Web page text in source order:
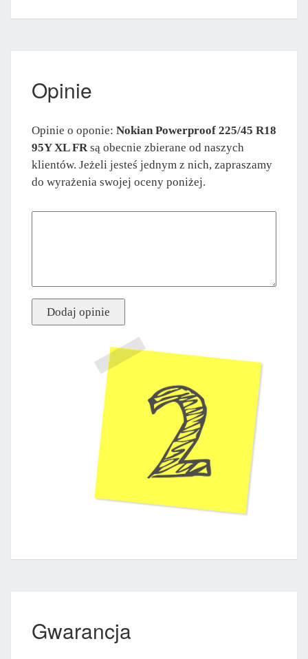
Opinie
Opinie o oponie: Nokian Powerproof 225/45 R18
95Y XL FR są obecnie zbierane od naszych
klientów. Jeżeli jesteś jednym z nich, zapraszamy
do wyrażenia swojej oceny poniżej.
Gwarancja